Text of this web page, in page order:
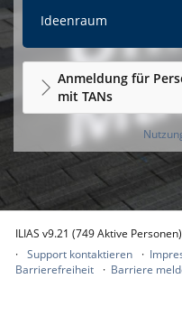
Ideenraum
Anmeldung für
mit TANs
ILIAS v9.21 (749 Aktive Personen)
Support kontaktieren
Barrierefreiheit
Barriere